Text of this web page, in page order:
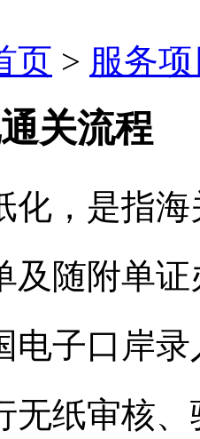
页 > 服务
关流程
化，是指
及随附单
电子口岸
无纸审核